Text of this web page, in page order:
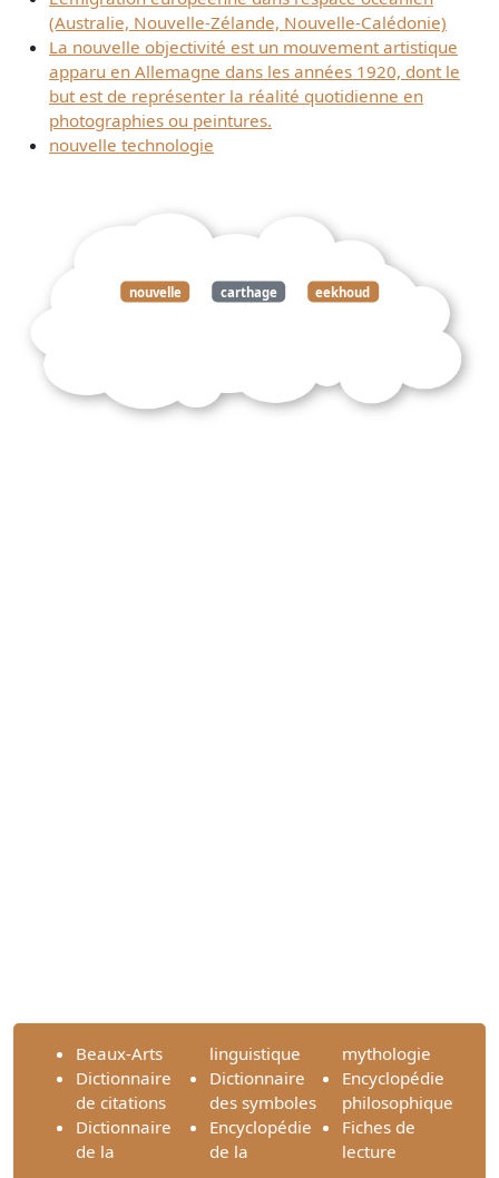
(Australie, Nouvelle-Zélande, Nouvelle-Calédonie)
La nouvelle objectivité est un mouvement artistique
apparu en Allemagne dans les années 1920, dont le
but est de représenter la réalité quotidienne en
photographies ou peintures.
nouvelle technologie
nouvelle carthage eekhoud
Beaux-Arts
Dictionnaire
de citations
Dictionnaire
de la
linguistique
Dictionnaire
des symboles
Encyclopédie
de la
mythologie
Encyclopédie
philosophique
Fiches de
lecture